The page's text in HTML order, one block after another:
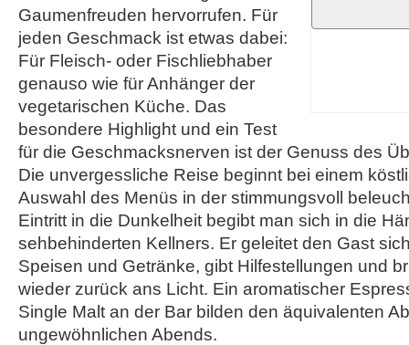
Gaumenfreuden hervorrufen. Für
jeden Geschmack ist etwas dabei:
Für Fleisch- oder Fischliebhaber
genauso wie für Anhänger der
vegetarischen Küche. Das
besondere Highlight und ein Test
für die Geschmacksnerven ist der Genuss des
Die unvergessliche Reise beginnt bei einem
Auswahl des Menüs in der stimmungsvoll
Eintritt in die Dunkelheit begibt man sich in die
sehbehinderten Kellners. Er geleitet den Gast
Speisen und Getränke, gibt Hilfestellungen und
wieder zurück ans Licht. Ein aromatischer
Single Malt an der Bar bilden den äquivalenten
ungewöhnlichen Abends.